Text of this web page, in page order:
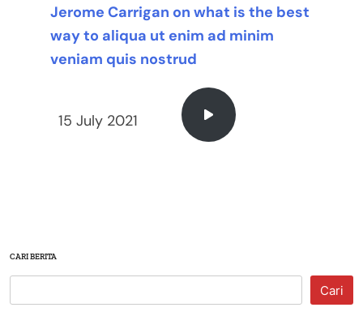
Jerome Carrigan on what is the best
way to aliqua ut enim ad minim
veniam quis nostrud
15 July 2021
CARI BERITA
Cari